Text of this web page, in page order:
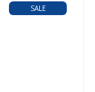
SALE